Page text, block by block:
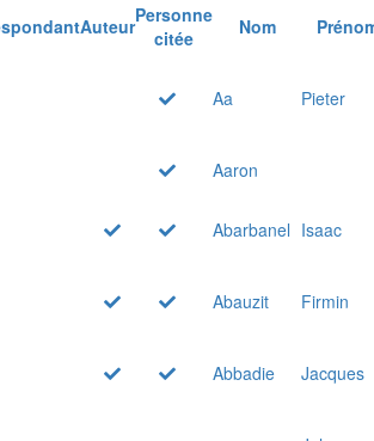
AuteurPersonne
citée
Nom
Aa Pieter
Aaron
Abarbanel Isaac
Abauzit
Firmin
Abbadie
Jacques